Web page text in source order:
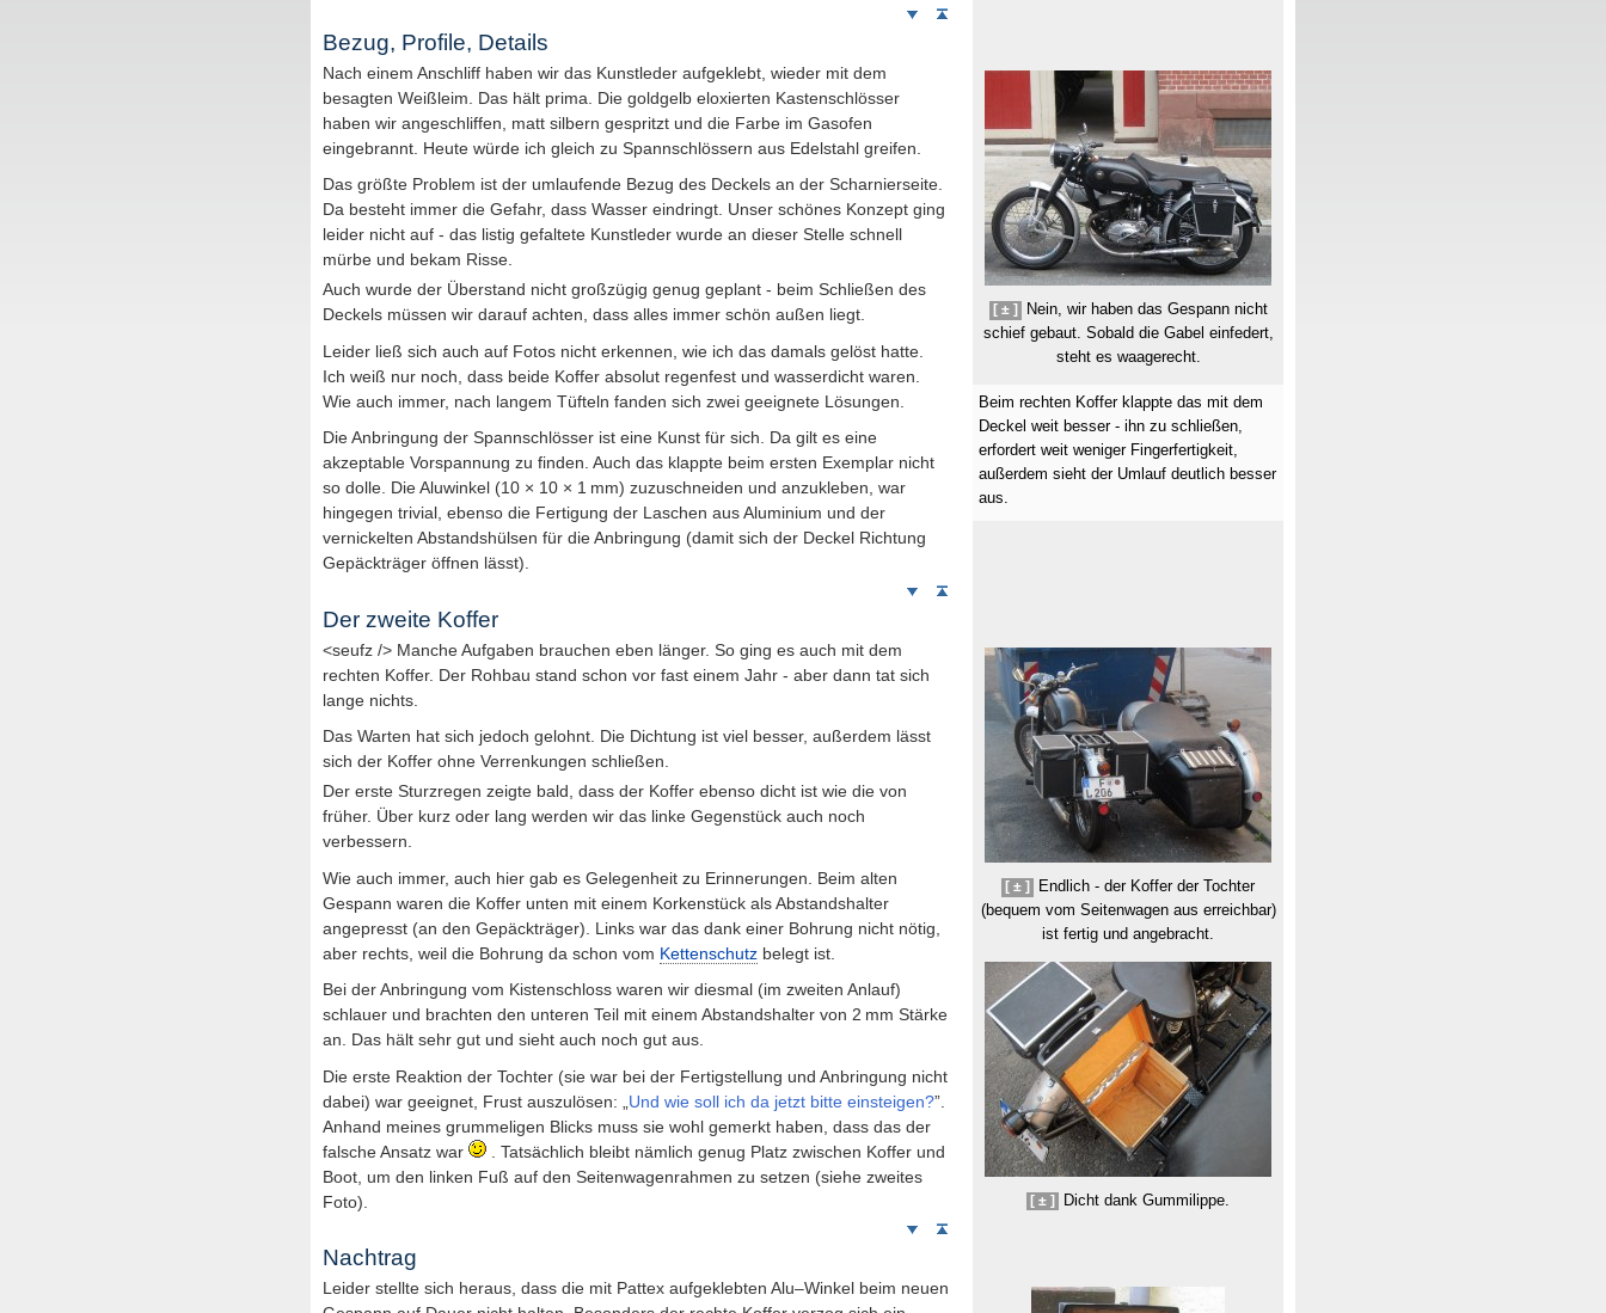
Weiter
Bezug, Profile, Details
Nach einem Anschliff haben wir das Kunstleder aufgeklebt, wieder mit dem
besagten Weißleim. Das hält prima. Die goldgelb eloxierten Kasten­schlösser
haben wir angeschliffen, matt silbern gespritzt und die Farbe im Gasofen
eingebrannt. Heute würde ich gleich zu Spannschlössern aus Edelstahl greifen.
Das größte Problem ist der umlaufende Bezug des Deckels an der Scharnierseite.
Da besteht immer die Gefahr, dass Wasser eindringt. Unser schönes Konzept ging
leider nicht auf - das listig gefaltete Kunstleder wurde an dieser Stelle schnell
mürbe und bekam Risse.
Auch wurde der Überstand nicht großzügig genug geplant - beim Schließen des
Deckels müssen wir darauf achten, dass alles immer schön außen liegt.
Leider ließ sich auch auf Fotos nicht erkennen, wie ich das damals gelöst hatte.
Ich weiß nur noch, dass beide Koffer absolut regenfest und wasserdicht waren.
Wie auch immer, nach langem Tüfteln fanden sich zwei geeignete Lösungen.
Die Anbringung der Spannschlösser ist eine Kunst für sich. Da gilt es eine
akzeptable Vorspannung zu finden. Auch das klappte beim ersten Exemplar nicht
so dolle. Die Aluwinkel (10 × 10 × 1 mm) zuzuschneiden und anzukleben, war
hingegen trivial, ebenso die Fertigung der Laschen aus Aluminium und der
vernickelten Abstandshülsen für die Anbringung (damit sich der Deckel Richtung
Gepäckträger öffnen lässt).
[ ± ]
Nein, wir haben das Gespann nicht
schief gebaut. Sobald die Gabel einfedert,
steht es waagerecht.
Beim rechten Koffer klappte das mit dem
Deckel weit besser - ihn zu schließen,
erfordert weit weniger Fingerfertigkeit,
außerdem sieht der Umlauf deutlich besser
aus.
Weiter
Der zweite Koffer
<seufz /> Manche Aufgaben brauchen eben länger. So ging es auch mit dem
rechten Koffer. Der Rohbau stand schon vor fast einem Jahr - aber dann tat sich
lange nichts.
Das Warten hat sich jedoch gelohnt. Die Dichtung ist viel besser, außerdem lässt
sich der Koffer ohne Verrenkungen schließen.
Der erste Sturzregen zeigte bald, dass der Koffer ebenso dicht ist wie die von
früher. Über kurz oder lang werden wir das linke Gegenstück auch noch
verbessern.
Wie auch immer, auch hier gab es Gelegenheit zu Erinnerungen. Beim alten
Gespann waren die Koffer unten mit einem Korkenstück als Abstandshalter
angepresst (an den Gepäckträger). Links war das dank einer Bohrung nicht nötig,
aber rechts, weil die Bohrung da schon vom Kettenschutzbelegt ist.
Bei der Anbringung vom Kistenschloss waren wir diesmal (im zweiten Anlauf)
schlauer und brachten den unteren Teil mit einem Abstandshalter von 2 mm Stärke
an. Das hält sehr gut und sieht auch noch gut aus.
Die erste Reaktion der Tochter (sie war bei der Fertigstellung und Anbringung nicht
dabei) war geeignet, Frust auszulösen: „ Und wie soll ich da jetzt bitte einsteigen?”.
Anhand meines grummeligen Blicks muss sie wohl gemerkt haben, dass das der
falsche Ansatz war
(Symbol:
zwinkern)
. Tatsächlich bleibt nämlich genug Platz zwischen Koffer und
Boot, um den linken Fuß auf den Seitenwagenrahmen zu setzen (siehe zweites
Foto).
[ ± ]
Endlich - der Koffer der Tochter
(bequem vom Seitenwagen aus erreichbar)
ist fertig und angebracht.
[ ± ] Dicht dank Gummilippe.
Weiter
Nachtrag
Leider stellte sich heraus, dass die mit Pattex aufgeklebten Alu–Winkel beim neuen